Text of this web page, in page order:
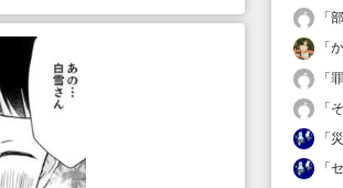
「
「
「
「
「
「